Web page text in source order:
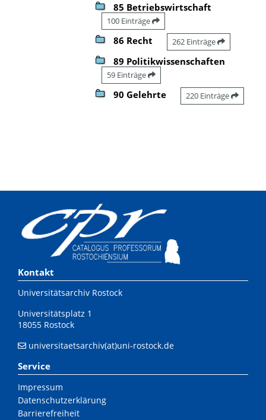
85 Betriebswirtschaft
100 Einträge
86 Recht 262 Einträge
89 Politikwissenschaften
59 Einträge
90 Gelehrte 220 Einträge
Kontakt
Universitätsarchiv Rostock
Universitätsplatz 1
18055 Rostock
universitaetsarchiv(at)uni-rostock.de
Service
Impressum
Datenschutzerklärung
Barrierefreiheit